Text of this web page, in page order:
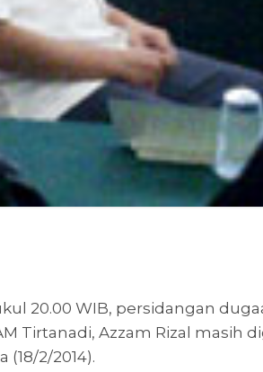
20.00 WIB, persidangan
Tirtanadi, Azzam Rizal masih
(18/2/2014).